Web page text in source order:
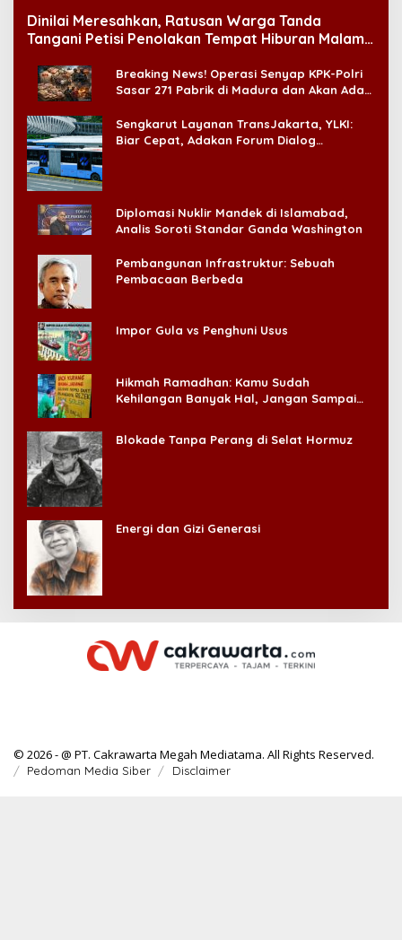
Dinilai Meresahkan, Ratusan Warga Tanda
Tangani Petisi Penolakan Tempat Hiburan Malam
Breaking News! Operasi Senyap KPK-Polri
Sasar 271 Pabrik di Madura dan Akan Ada
Sengkarut Layanan TransJakarta, YLKI:
Biar Cepat, Adakan Forum Dialog
Diplomasi Nuklir Mandek di Islamabad,
Analis Soroti Standar Ganda Washington
Pembangunan Infrastruktur: Sebuah
Pembacaan Berbeda
Impor Gula vs Penghuni Usus
Hikmah Ramadhan: Kamu Sudah
Kehilangan Banyak Hal, Jangan Sampai
Blokade Tanpa Perang di Selat Hormuz
Energi dan Gizi Generasi
© 2026 - @ PT. Cakrawarta Megah Mediatama. All Rights Reserved.
Pedoman Media Siber Disclaimer